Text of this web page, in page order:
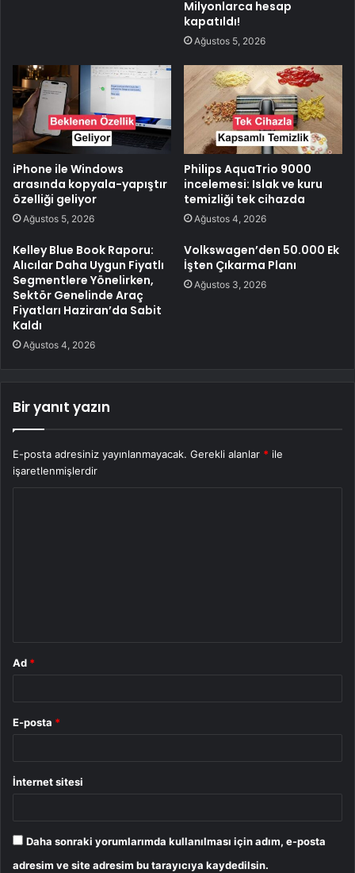
Milyonlarca hesap
kapatıldı!
Ağustos 5, 2026
iPhone ile Windows
arasında kopyala-yapıştır
özelliği geliyor
Ağustos 5, 2026
Philips AquaTrio 9000
incelemesi: Islak ve kuru
temizliği tek cihazda
Ağustos 4, 2026
Kelley Blue Book Raporu:
Alıcılar Daha Uygun Fiyatlı
Segmentlere Yönelirken,
Sektör Genelinde Araç
Fiyatları Haziran’da Sabit
Kaldı
Ağustos 4, 2026
Volkswagen’den 50.000 Ek
İşten Çıkarma Planı
Ağustos 3, 2026
Bir yanıt yazın
E-posta adresiniz yayınlanmayacak. Gerekli alanlar * ile
işaretlenmişlerdir
Ad *
E-posta *
İnternet sitesi
Daha sonraki yorumlarımda kullanılması için adım, e-posta
adresim ve site adresim bu tarayıcıya kaydedilsin.